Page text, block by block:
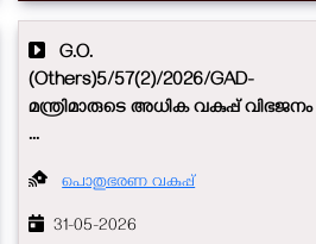
G.O.
(Others)5/57(2)/2026/GAD-
മന്ത്രിമാരുടെ അധിക വകുപ്പ് വിഭജനം
...
പൊതുഭരണ വകുപ്പ്
31-05-2026